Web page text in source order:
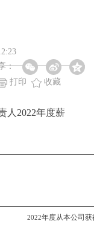
：
打印 收藏
人2022年度薪
2022年度从本公司